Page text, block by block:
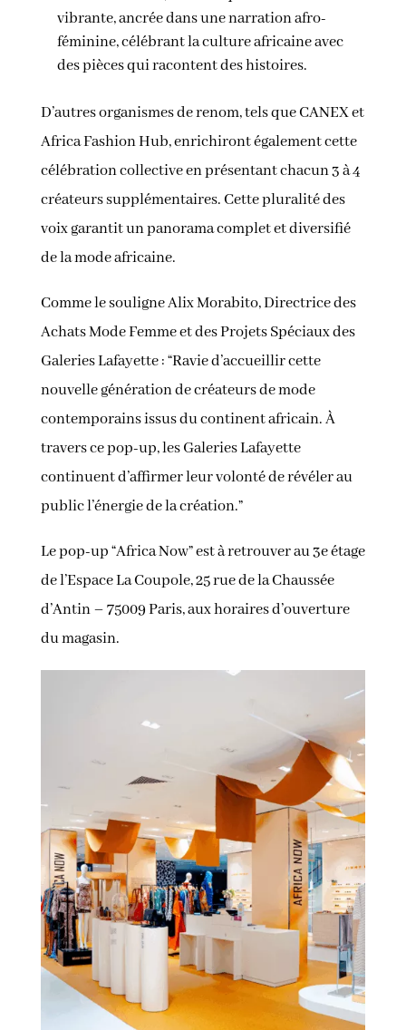
vibrante, ancrée dans une narration afro-
féminine, célébrant la culture africaine avec
des pièces qui racontent des histoires.
D’autres organismes de renom, tels que CANEX et
Africa Fashion Hub, enrichiront également cette
célébration collective en présentant chacun 3 à 4
créateurs supplémentaires. Cette pluralité des
voix garantit un panorama complet et diversifié
de la mode africaine.
Comme le souligne Alix Morabito, Directrice des
Achats Mode Femme et des Projets Spéciaux des
Galeries Lafayette : “Ravie d’accueillir cette
nouvelle génération de créateurs de mode
contemporains issus du continent africain. À
travers ce pop-up, les Galeries Lafayette
continuent d’affirmer leur volonté de révéler au
public l’énergie de la création.”
Le pop-up “Africa Now” est à retrouver au 3e étage
de l’Espace La Coupole, 25 rue de la Chaussée
d’Antin – 75009 Paris, aux horaires d’ouverture
du magasin.